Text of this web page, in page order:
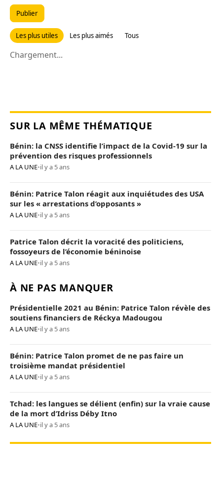
Publier
Les plus utiles Les plus aimés Tous
Chargement...
SUR LA MÊME THÉMATIQUE
Bénin: la CNSS identifie l’impact de la Covid-19 sur la
prévention des risques professionnels
A LA UNE•il y a 5 ans
Bénin: Patrice Talon réagit aux inquiétudes des USA
sur les « arrestations d’opposants »
A LA UNE•il y a 5 ans
Patrice Talon décrit la voracité des politiciens,
fossoyeurs de l’économie béninoise
A LA UNE•il y a 5 ans
À NE PAS MANQUER
Présidentielle 2021 au Bénin: Patrice Talon révèle des
soutiens financiers de Réckya Madougou
A LA UNE•il y a 5 ans
Bénin: Patrice Talon promet de ne pas faire un
troisième mandat présidentiel
A LA UNE•il y a 5 ans
Tchad: les langues se délient (enfin) sur la vraie cause
de la mort d’Idriss Déby Itno
A LA UNE•il y a 5 ans